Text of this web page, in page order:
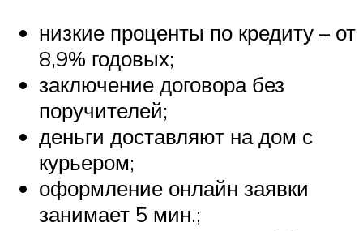
низкие проценты по кредиту – от
8,9% годовых;
заключение договора без
поручителей;
деньги доставляют на дом с
курьером;
оформление онлайн заявки
занимает 5 мин.;